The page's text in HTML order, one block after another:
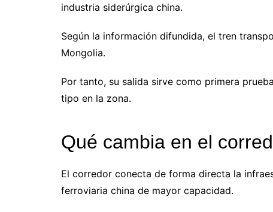
industria siderúrgica china.
Según la información difundida, el tren
Mongolia.
Por tanto, su salida sirve como primera
tipo en la zona.
Qué cambia en el
El corredor conecta de forma directa la
ferroviaria china de mayor capacidad.